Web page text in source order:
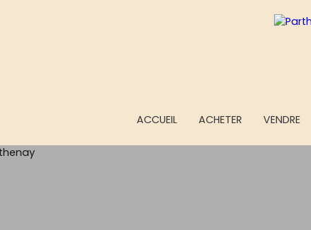
ACCUEIL ACHETER VENDRE